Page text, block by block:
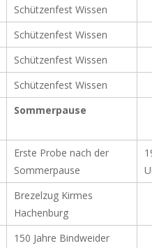
Schützenfest Wissen
Schützenfest Wissen
Schützenfest Wissen
Schützenfest Wissen
Sommerpause
Erste Probe nach der
Sommerpause
Brezelzug Kirmes
Hachenburg
150 Jahre Bindweider